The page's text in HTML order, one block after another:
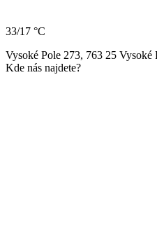
33/17 °C
Vysoké Pole 273, 763 25 Vysoké
Kde nás najdete?